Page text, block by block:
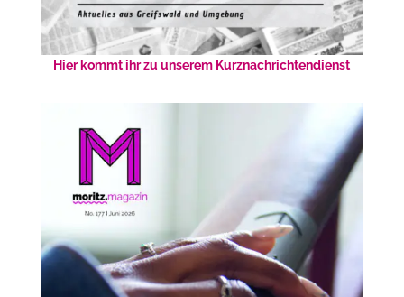
Hier kommt ihr zu unserem Kurznachrichtendienst